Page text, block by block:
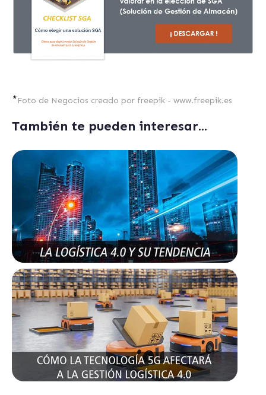
*Foto de Negocios creado por freepik - www.freepik.es
También te pueden interesar...